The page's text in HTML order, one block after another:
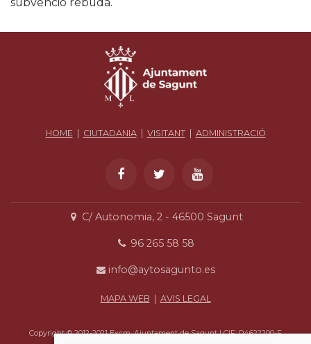
HOME | CIUTADANIA| VISITANT| ADMINISTRACIÓ
C/ Autonomia, 2 - 46500 Sagunt
96 265 58 58
info@aytosagunto.es
MAPA WEB AVIS LEGAL
Copyright © 2012-2021 Excm. Ajuntament de Sagunt | CIF: P4622200-F